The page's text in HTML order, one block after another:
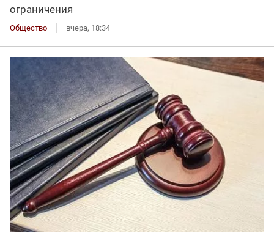
ограничения
Общество вчера, 18:34